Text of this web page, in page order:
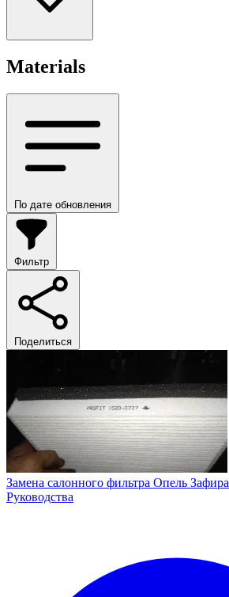
Materials
По дате обновления
Фильтр
Поделиться
Замена салонного фильтра Опель Зафира
Руководства